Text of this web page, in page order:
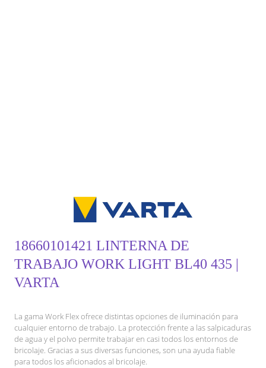
18660101421 LINTERNA DE
TRABAJO WORK LIGHT BL40 435 |
VARTA
La gama Work Flex ofrece distintas opciones de iluminación para
cualquier entorno de trabajo. La protección frente a las salpicaduras
de agua y el polvo permite trabajar en casi todos los entornos de
bricolaje. Gracias a sus diversas funciones, son una ayuda fiable
para todos los aficionados al bricolaje.